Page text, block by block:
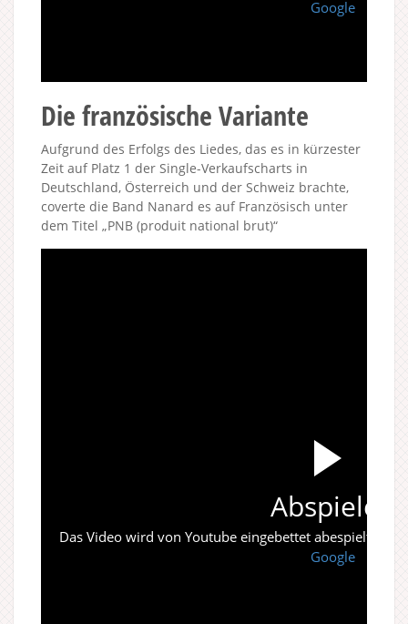
Google
Die französische Variante
Aufgrund des Erfolgs des Liedes, das es in kürzester
Zeit auf Platz 1 der Single-Verkaufscharts in
Deutschland, Österreich und der Schweiz brachte,
coverte die Band Nanard es auf Französisch unter
dem Titel „PNB (produit national brut)“
Abspielen
Das Video wird von Youtube eingebettet abespielt. Es
Google